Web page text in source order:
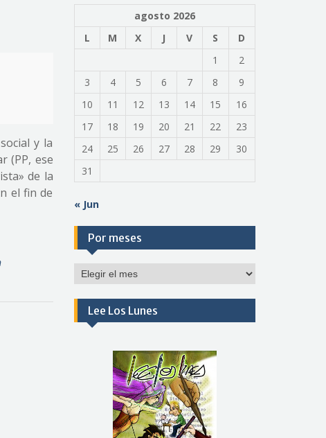
y la
(PP, ese
de la
el fin de
agosto 2026
L
M X J V S
D
1
2
3
4 5 6 7 8
9
10
11 12 13 14 15
16
17
18 19 20 21 22
23
24
25 26 27 28 29
30
31
« Jun
Por meses
Por
Lee Los Lunes